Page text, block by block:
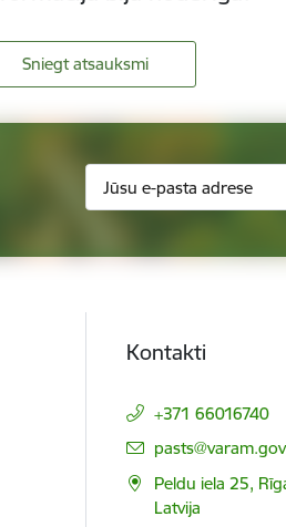
Sniegt atsauksmi
Kontakti
+371 66016740
E-pasts:
Peldu iela 25,
Latvija